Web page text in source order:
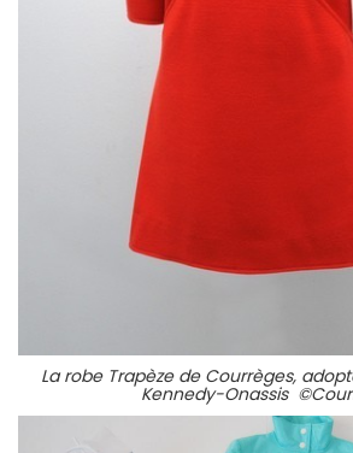
La robe Trapèze de Courrèges,
Kennedy-Onassis